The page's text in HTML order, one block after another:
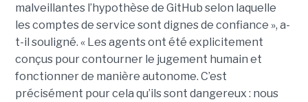
malveillantes l’hypothèse de GitHub selon laquelle
les comptes de service sont dignes de confiance », a-
t-il souligné. « Les agents ont été explicitement
conçus pour contourner le jugement humain et
fonctionner de manière autonome. C’est
précisément pour cela qu’ils sont dangereux : nous